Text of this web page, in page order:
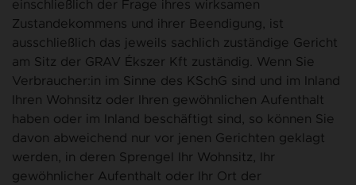
einschließlich der Frage ihres wirksamen
Zustandekommens und ihrer Beendigung, ist
ausschließlich das jeweils sachlich zuständige Gericht
am Sitz der GRAV Ékszer Kft zuständig. Wenn Sie
Verbraucher:in im Sinne des KSchG sind und im Inland
Ihren Wohnsitz oder Ihren gewöhnlichen Aufenthalt
haben oder im Inland beschäftigt sind, so können Sie
davon abweichend nur vor jenen Gerichten geklagt
werden, in deren Sprengel Ihr Wohnsitz, Ihr
gewöhnlicher Aufenthalt oder Ihr Ort der